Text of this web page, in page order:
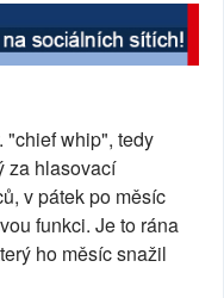
"chief whip", tedy
za hlasovací
v pátek po měsíc
funkci. Je to rána
ho měsíc snažil